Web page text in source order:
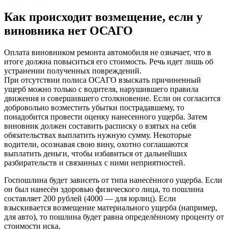
Как происходит возмещение, если у
виновника нет ОСАГО
Оплата виновником ремонта автомобиля не означает, что в
итоге должна повыситься его стоимость. Речь идет лишь об
устранении полученных повреждений.
При отсутствии полиса ОСАГО взыскать причиненный
ущерб можно только с водителя, нарушившего правила
движения и совершившего столкновение. Если он согласится
добровольно возместить убытки пострадавшему, то
понадобится провести оценку нанесенного ущерба. Затем
виновник должен составить расписку о взятых на себя
обязательствах выплатить нужную сумму. Некоторые
водители, осознавая свою вину, охотно соглашаются
выплатить деньги, чтобы избавиться от дальнейших
разбирательств и связанных с ними неприятностей.
Госпошлина будет зависеть от типа нанесённого ущерба. Если
он был нанесён здоровью физического лица, то пошлина
составляет 200 рублей (4000 — для юрлиц). Если
взыскивается возмещение материального ущерба (например,
для авто), то пошлина будет равна определённому проценту от
стоимости иска.